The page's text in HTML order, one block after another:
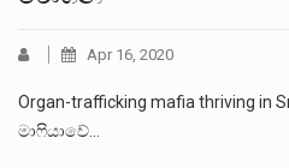
Apr 16, 2020
Organ-trafficking mafia thriving in
මාෆියාවේ…